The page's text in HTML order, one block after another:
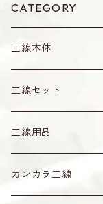
CATEGORY
三線本体
三線セット
真壁型（通常サイズ
小さめサイズ
三線用品
爪（バチ）・ピック
カンカラ三線